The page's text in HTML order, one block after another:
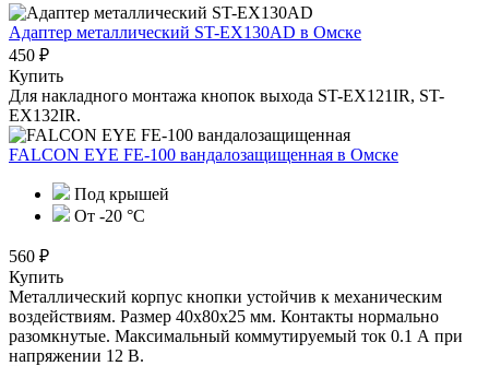
Адаптер металлический ST-EX130AD в Омске
450 ₽
Купить
Для накладного монтажа кнопок выхода ST-EX121IR, ST-
EX132IR.
FALCON EYE FE-100 вандалозащищенная в Омске
Под крышей
От -20 °С
560 ₽
Купить
Металлический корпус кнопки устойчив к механическим
воздействиям. Размер 40х80х25 мм. Контакты нормально
разомкнутые. Максимальный коммутируемый ток 0.1 А при
напряжении 12 В.